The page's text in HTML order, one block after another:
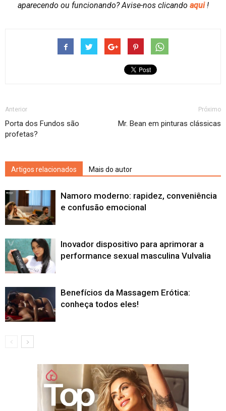
aparecendo ou funcionando? Avise-nos clicando aqui!
Anterior
Porta dos Fundos são
profetas?
Próximo
Mr. Bean em pinturas clássicas
Artigos relacionados Mais do autor
Namoro moderno: rapidez, conveniência
e confusão emocional
Inovador dispositivo para aprimorar a
performance sexual masculina Vulvalia
Benefícios da Massagem Erótica:
conheça todos eles!